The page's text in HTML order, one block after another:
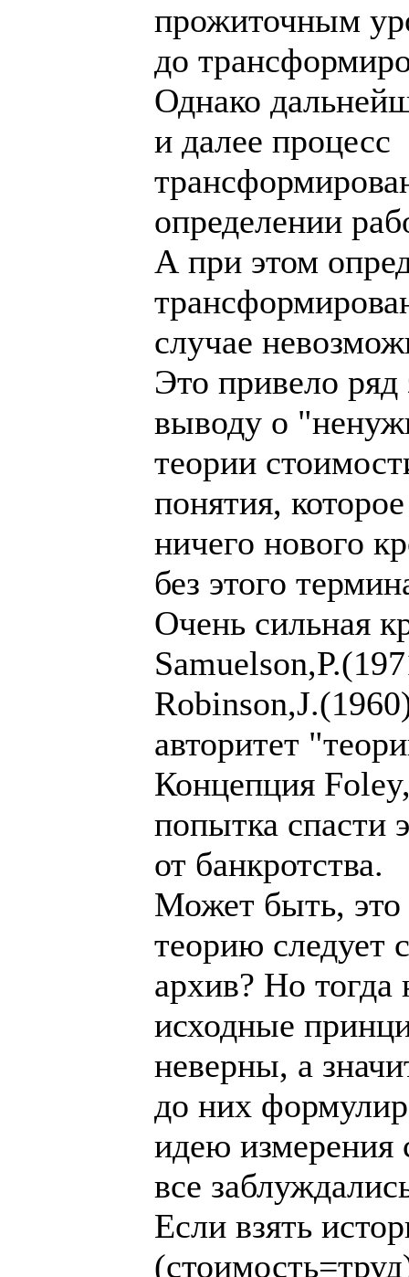
прожиточным
до
Однако
и далее процесс
определении
А при этом
случае
Это привело
выводу о
теории
понятия,
ничего нового
без этого
Очень сильная
авторитет
Концепция
попытка спасти
от банкротства.
Может быть, это
теорию следует
архив? Но тогда
исходные
неверны, а
до них
идею измерения
все
Если взять